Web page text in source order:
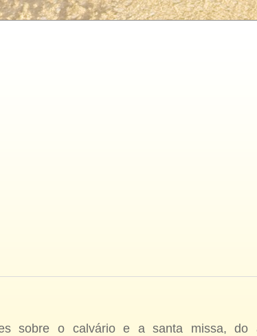
sobre o calvário e a santa missa, do